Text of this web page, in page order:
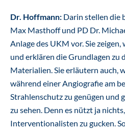
Dr. Hoffmann: Darin stellen die
Max Masthoff und PD Dr.
Anlage des UKM vor. Sie
und erklären die Grundlagen zu
Materialien. Sie erläutern auch,
während einer Angiografie am
Strahlenschutz zu genügen und
zu sehen. Denn es nützt ja
Interventionalisten zu gucken.